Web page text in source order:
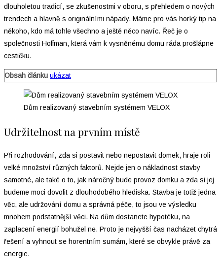
dlouholetou tradicí, se zkušenostmi v oboru, s přehledem o nových
trendech a hlavně s originálními nápady. Máme pro vás horký tip na
někoho, kdo má tohle všechno a ještě něco navíc. Řeč je o
společnosti Hoffman, která vám k vysněnému domu ráda prošlápne
cestičku.
Obsah článku ukázat
Dům realizovaný stavebním systémem VELOX
Udržitelnost na prvním místě
Při rozhodování, zda si postavit nebo nepostavit domek, hraje roli
velké množství různých faktorů. Nejde jen o nákladnost stavby
samotné, ale také o to, jak náročný bude provoz domku a zda si jej
budeme moci dovolit z dlouhodobého hlediska. Stavba je totiž jedna
věc, ale udržování domu a správná péče, to jsou ve výsledku
mnohem podstatnější věci. Na dům dostanete hypotéku, na
zaplacení energií bohužel ne. Proto je nejvyšší čas nacházet chytrá
řešení a vyhnout se horentním sumám, které se obvykle právě za
energie.